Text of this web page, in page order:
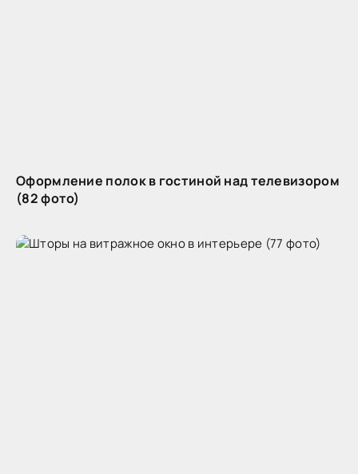
Оформление полок в гостиной над телевизором
(82 фото)